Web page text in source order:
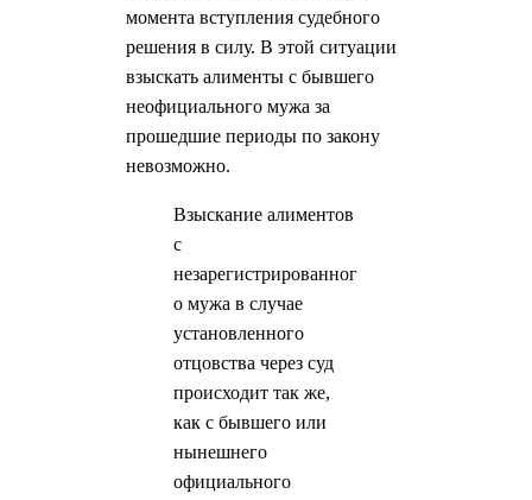
момента вступления судебного
решения в силу. В этой ситуации
взыскать алименты с бывшего
неофициального мужа за
прошедшие периоды по закону
невозможно.
Взыскание алиментов
с
незарегистрированног
о мужа в случае
установленного
отцовства через суд
происходит так же,
как с бывшего или
нынешнего
официального